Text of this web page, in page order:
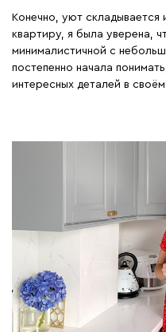
Конечно, уют складывается
квартиру, я была уверена,
минималистичной с
постепенно начала
интересных деталей в